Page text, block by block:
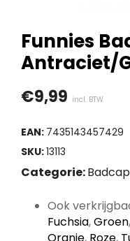
Funnies
Antraciet/
€9,99 incl. BTW
EAN: 7435143457429
SKU:13113
Categorie:
Ook
Fuchsia,Groen,